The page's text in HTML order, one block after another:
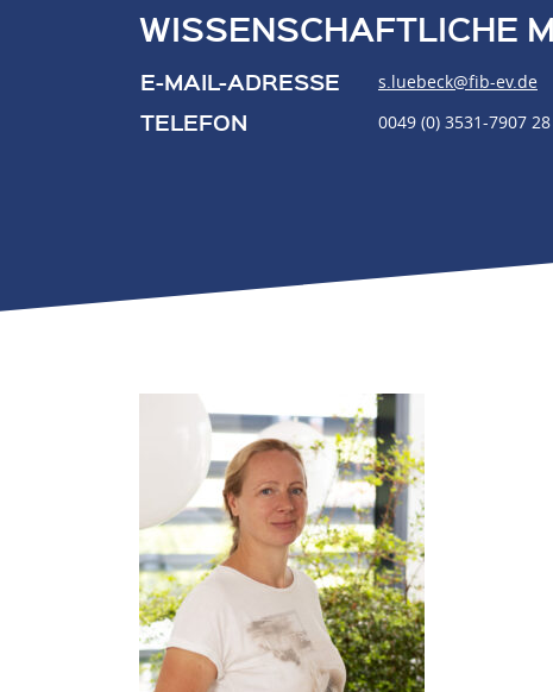
WISSENSCHAFTLICHE
E-MAIL-ADRESSE s.luebeck@fib-ev.de
TELEFON 0049 (0) 3531-7907 28